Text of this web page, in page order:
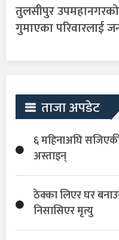
तुलसीपुर
गुमाएका परिवारलाई
ताजा अपडेट
६ महिनाअघि
अस्ताइन्
ठेक्का लिएर घर
निसासिएर मृत्यु